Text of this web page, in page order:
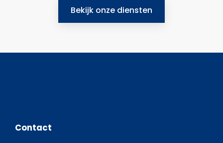
Bekijk onze diensten
Contact